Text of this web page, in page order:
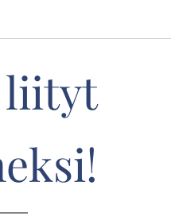
liityt